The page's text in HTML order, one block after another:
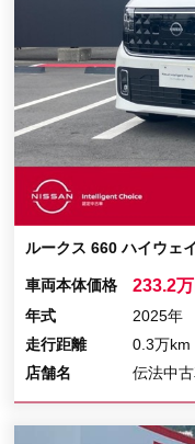
ルークス 660 ハイウェ
車両本体価格 233.2万
年式
2025年
走行距離
0.3万km
店舗名
伝法中